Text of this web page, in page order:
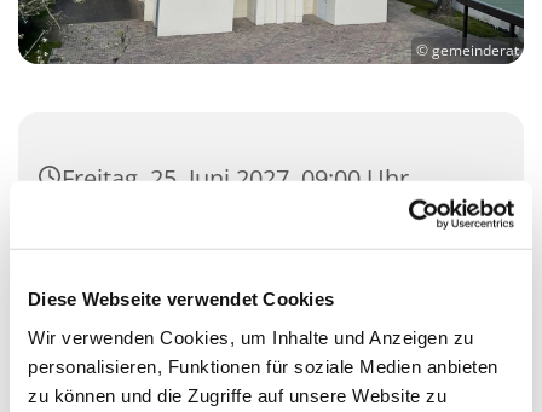
Diese Webseite verwendet Cookies
Wir verwenden Cookies, um Inhalte und Anzeigen zu
personalisieren, Funktionen für soziale Medien anbieten
zu können und die Zugriffe auf unsere Website zu
© gemeinderat
Freitag, 25. Juni 2027, 09:00 Uhr
Kirche Mariä Unbefleckte
Zossen